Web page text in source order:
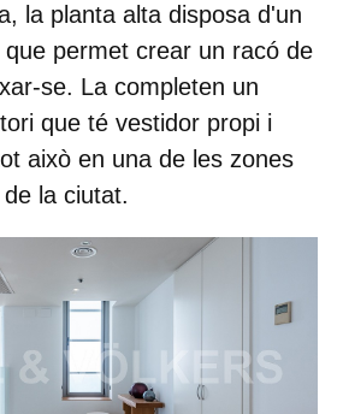
la planta alta disposa d'un
que permet crear un racó de
se. La completen un
que té vestidor propi i
això en una de les zones
la ciutat.